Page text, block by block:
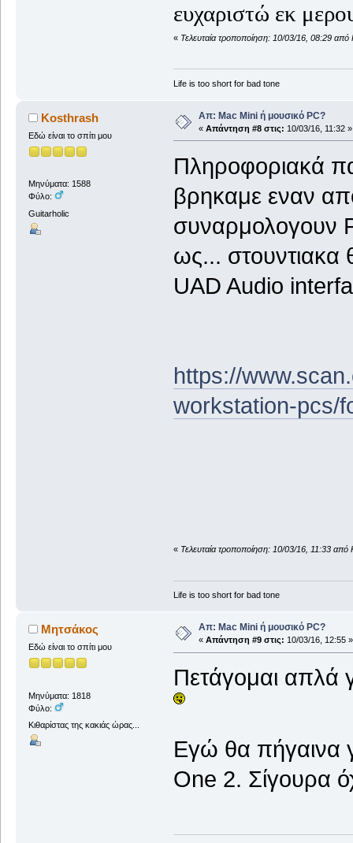
ευχαριστώ εκ
« Τελευταία τροποποίηση: 10/03/16, 08:29
Life is too short for bad tone
Kosthrash
Εδώ είναι το σπίτι μου
Μηνύματα: 1588
Φύλο:
Guitarholic
Απ: Mac Mini ή μουσικό PC?
« Απάντηση #8 στις: 10/03/16, 11:32 »
Πληροφοριακά
βρηκαμε εναν
συναρμολογουν
ως... στουντιακα
UAD Audio
https://
workstation-pcs/
« Τελευταία τροποποίηση: 10/03/16, 11:33 από
Life is too short for bad tone
Μητσάκος
Εδώ είναι το σπίτι μου
Μηνύματα: 1818
Φύλο:
Κιθαρίστας της κακιάς ώρας...
Απ: Mac Mini ή μουσικό PC?
« Απάντηση #9 στις: 10/03/16, 12:55 »
Πετάγομαι απλά
Εγώ θα πήγαινα
One 2. Σίγουρα